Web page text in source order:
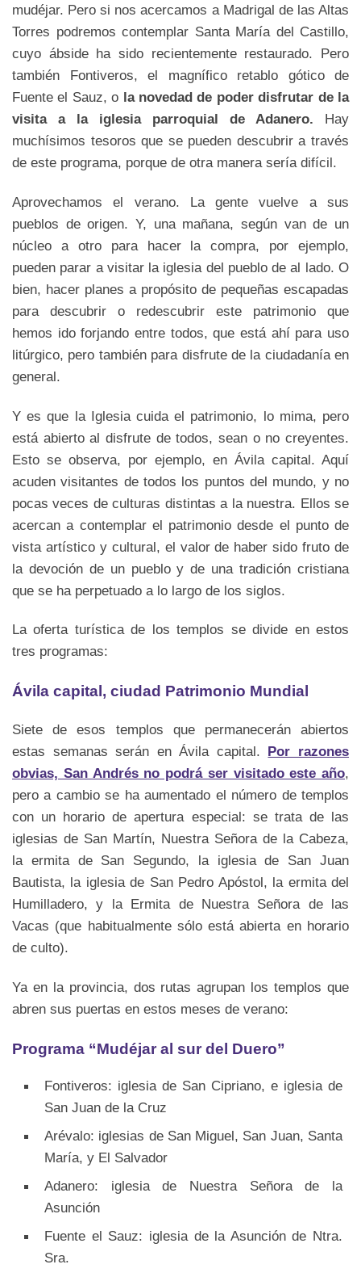
mudéjar. Pero si nos acercamos a Madrigal de las Altas
Torres podremos contemplar Santa María del Castillo,
cuyo ábside ha sido recientemente restaurado. Pero
también Fontiveros, el magnífico retablo gótico de
Fuente el Sauz, o la novedad de poder disfrutar de la
visita a la iglesia parroquial de Adanero. Hay
muchísimos tesoros que se pueden descubrir a través
de este programa, porque de otra manera sería difícil.
Aprovechamos el verano. La gente vuelve a sus
pueblos de origen. Y, una mañana, según van de un
núcleo a otro para hacer la compra, por ejemplo,
pueden parar a visitar la iglesia del pueblo de al lado. O
bien, hacer planes a propósito de pequeñas escapadas
para descubrir o redescubrir este patrimonio que
hemos ido forjando entre todos, que está ahí para uso
litúrgico, pero también para disfrute de la ciudadanía en
general.
Y es que la Iglesia cuida el patrimonio, lo mima, pero
está abierto al disfrute de todos, sean o no creyentes.
Esto se observa, por ejemplo, en Ávila capital. Aquí
acuden visitantes de todos los puntos del mundo, y no
pocas veces de culturas distintas a la nuestra. Ellos se
acercan a contemplar el patrimonio desde el punto de
vista artístico y cultural, el valor de haber sido fruto de
la devoción de un pueblo y de una tradición cristiana
que se ha perpetuado a lo largo de los siglos.
La oferta turística de los templos se divide en estos
tres programas:
Ávila capital, ciudad Patrimonio Mundial
Siete de esos templos que permanecerán abiertos
estas semanas serán en Ávila capital. Por razones
obvias, San Andrés no podrá ser visitado este año,
pero a cambio se ha aumentado el número de templos
con un horario de apertura especial: se trata de las
iglesias de San Martín, Nuestra Señora de la Cabeza,
la ermita de San Segundo, la iglesia de San Juan
Bautista, la iglesia de San Pedro Apóstol, la ermita del
Humilladero, y la Ermita de Nuestra Señora de las
Vacas (que habitualmente sólo está abierta en horario
de culto).
Ya en la provincia, dos rutas agrupan los templos que
abren sus puertas en estos meses de verano:
Programa “Mudéjar al sur del Duero”
Fontiveros: iglesia de San Cipriano, e iglesia de
San Juan de la Cruz
Arévalo: iglesias de San Miguel, San Juan, Santa
María, y El Salvador
Adanero: iglesia de Nuestra Señora de la
Asunción
Fuente el Sauz: iglesia de la Asunción de Ntra.
Sra.